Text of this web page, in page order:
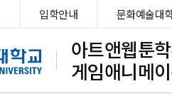
아트앤웹툰
게임애니메
입학안내 문화예술대